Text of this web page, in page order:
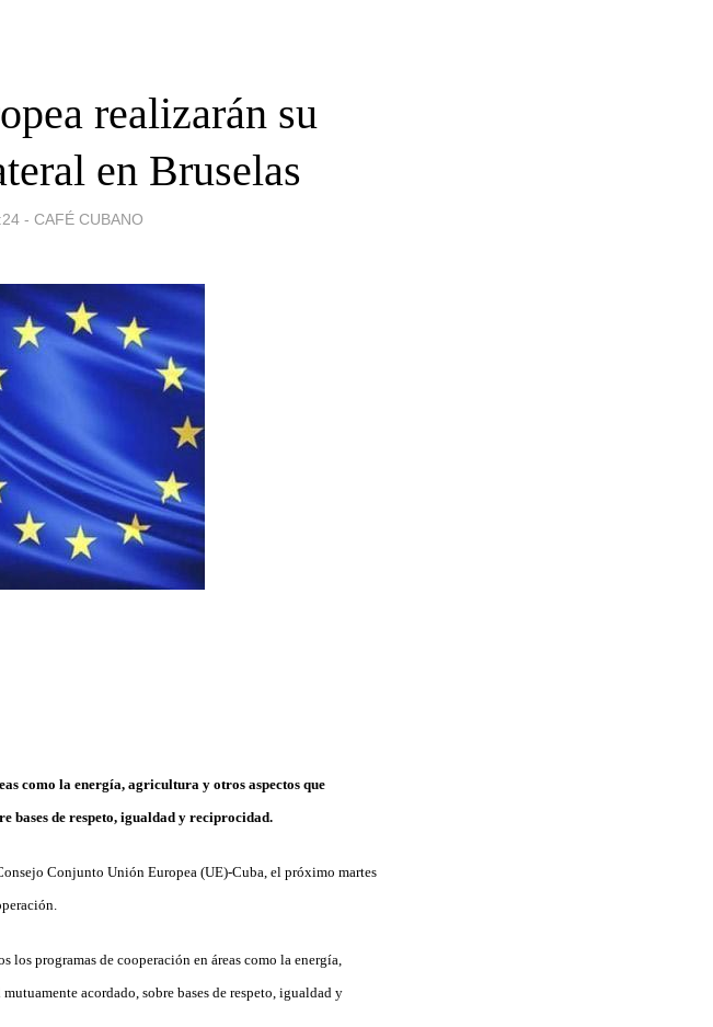
realizarán su
en Bruselas
- CAFÉ CUBANO
como la energía, agricultura y otros aspectos que
bases de respeto, igualdad y reciprocidad.
Conjunto Unión Europea (UE)-Cuba, el próximo martes
programas de cooperación en áreas como la energía,
acordado, sobre bases de respeto, igualdad y